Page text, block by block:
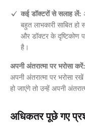
कई डॉक्टरों से सलाह लें:
बहुत लाभकारी साबित हो
और डॉक्टर के दृष्टिकोण
है।
अपनी अंतरात्मा पर भरोसा करें:
अपनी अंतरात्मा पर भरोसा
हो जाएंगे तो उन्हें अपनी
अधिकतर पूछे गए